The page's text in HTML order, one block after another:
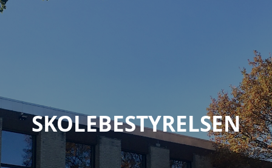
SKOLEBESTYRELSEN